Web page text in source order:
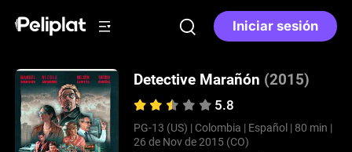
Iniciar sesión
Detective Marañón (2015)
5.8
PG-13 (US) | Colombia | Español | 80 min |
26 de Nov de 2015 (CO)